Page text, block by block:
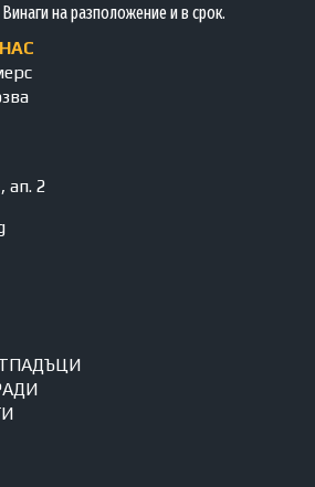
на разположение и в срок.
ап. 2